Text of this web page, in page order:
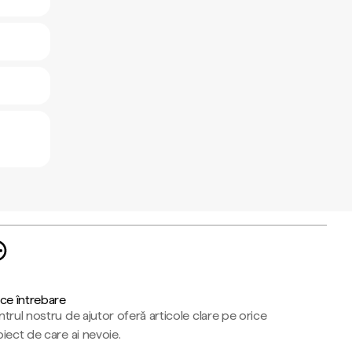
întrebare
nostru de ajutor oferă articole clare pe orice
de care ai nevoie.